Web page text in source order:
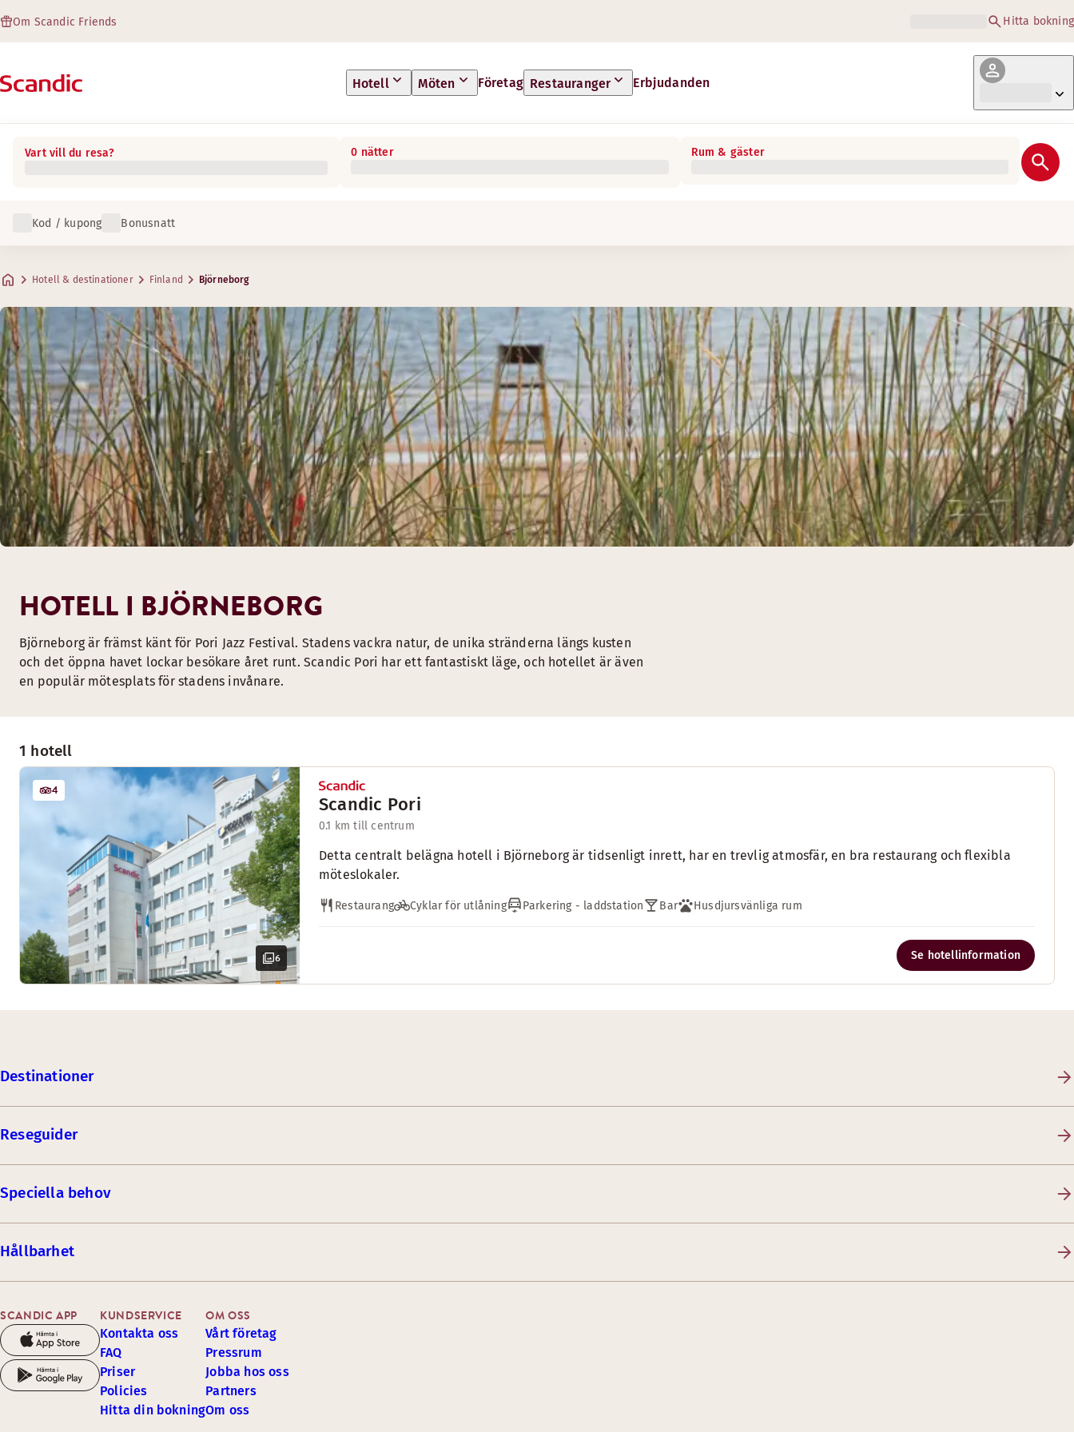
Om Scandic Friends Hitta bokning
Hotell Möten Företag Restauranger Erbjudanden
Vart vill du resa? 0 nätter Rum & gäster
Kod / kupong Bonusnatt
Hotell & destinationer Finland Björneborg
1 hotell
6
4
Scandic Pori
0.1 km till centrum
Detta centralt belägna hotell i Björneborg är tidsenligt inrett, har en trevlig atmosfär, en bra restaurang och flexibla
möteslokaler.
Restaurang Cyklar för utlåning Parkering - laddstation Bar Husdjursvänliga rum
Se hotellinformation
HOTELL I BJÖRNEBORG
Björneborg är främst känt för Pori Jazz Festival. Stadens vackra natur, de unika stränderna längs kusten
och det öppna havet lockar besökare året runt. Scandic Pori har ett fantastiskt läge, och hotellet är även
en populär mötesplats för stadens invånare.
Destinationer
Reseguider
Speciella behov
Hållbarhet
SCANDIC APP KUNDSERVICE
Kontakta oss
FAQ
Priser
Policies
Hitta din bokning
OM OSS
Vårt företag
Pressrum
Jobba hos oss
Partners
Om oss